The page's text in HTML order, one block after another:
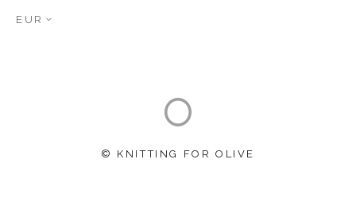
EUR
© KNITTING FOR OLIVE